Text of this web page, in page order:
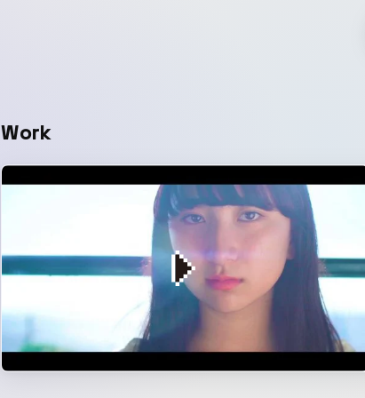
Work